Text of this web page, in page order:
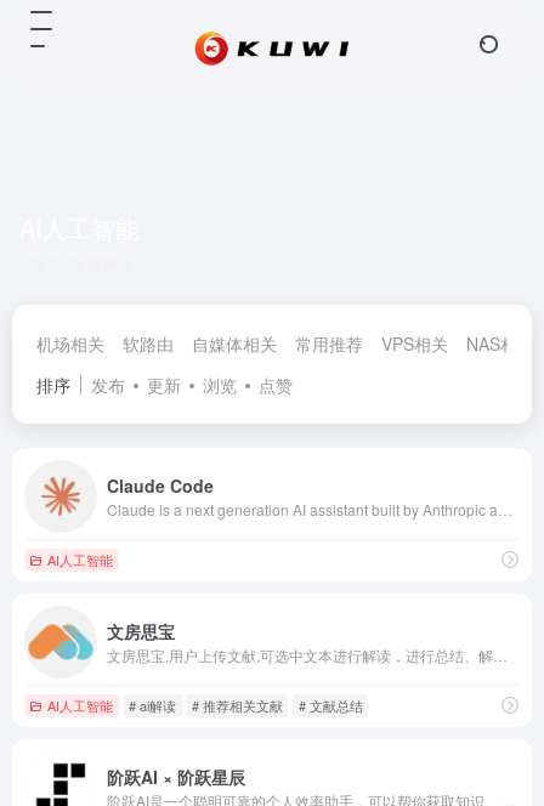
机场相关 软路由 自媒体相关 常用推荐 VPS相关
NAS相关
排序
发布 更新 浏览 点赞
Claude Code
AI人工智能
文房思宝
AI人工智能 # ai解读 # 推荐相关文献 # 文献总结
阶跃AI × 阶跃星辰